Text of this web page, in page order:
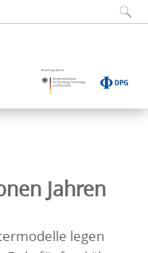
Jahren
legen